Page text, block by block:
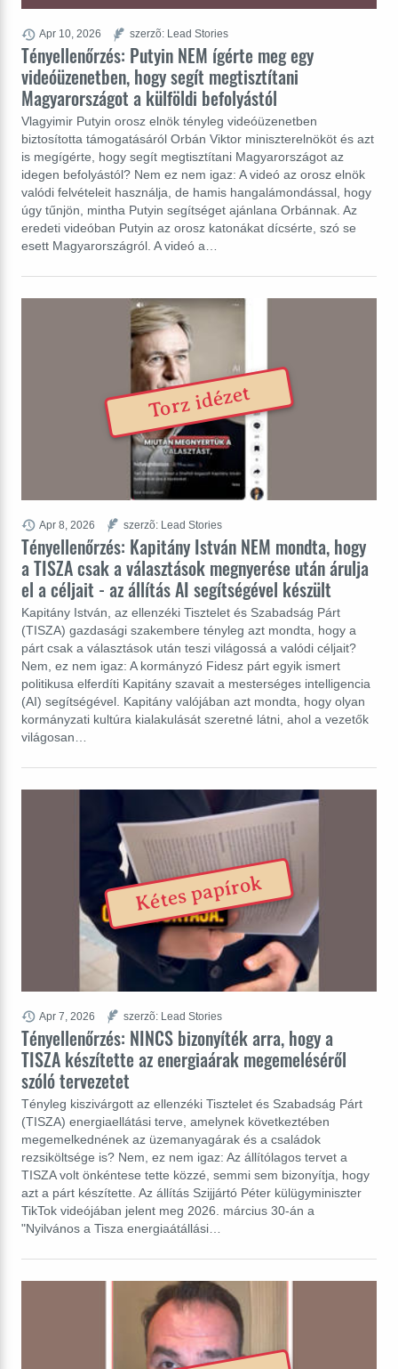
Tényellenőrzés: Putyin NEM ígérte meg egy
videóüzenetben, hogy segít megtisztítani
Magyarországot a külföldi befolyástól
Vlagyimir Putyin orosz elnök tényleg videóüzenetben
biztosította támogatásáról Orbán Viktor miniszterelnököt és azt
is megígérte, hogy segít megtisztítani Magyarországot az
idegen befolyástól? Nem ez nem igaz: A videó az orosz elnök
valódi felvételeit használja, de hamis hangalámondással, hogy
úgy tűnjön, mintha Putyin segítséget ajánlana Orbánnak. Az
eredeti videóban Putyin az orosz katonákat dícsérte, szó se
esett Magyarországról. A videó a…
Apr 10, 2026 szerzõ: Lead Stories
Tényellenőrzés: Kapitány István NEM mondta, hogy
a TISZA csak a választások megnyerése után árulja
el a céljait - az állítás AI segítségével készült
Kapitány István, az ellenzéki Tisztelet és Szabadság Párt
(TISZA) gazdasági szakembere tényleg azt mondta, hogy a
párt csak a választások után teszi világossá a valódi céljait?
Nem, ez nem igaz: A kormányzó Fidesz párt egyik ismert
politikusa elferdíti Kapitány szavait a mesterséges intelligencia
(AI) segítségével. Kapitány valójában azt mondta, hogy olyan
kormányzati kultúra kialakulását szeretné látni, ahol a vezetők
világosan…
Apr 8, 2026 szerzõ: Lead Stories
Torz idézet
Tényellenőrzés: NINCS bizonyíték arra, hogy a
TISZA készítette az energiaárak megemeléséről
szóló tervezetet
Tényleg kiszivárgott az ellenzéki Tisztelet és Szabadság Párt
(TISZA) energiaellátási terve, amelynek következtében
megemelkednének az üzemanyagárak és a családok
rezsiköltsége is? Nem, ez nem igaz: Az állítólagos tervet a
TISZA volt önkéntese tette közzé, semmi sem bizonyítja, hogy
azt a párt készítette. Az állítás Szijjártó Péter külügyminiszter
TikTok videójában jelent meg 2026. március 30-án a
"Nyilvános a Tisza energiaátállási…
Apr 7, 2026 szerzõ: Lead Stories
Kétes papírok